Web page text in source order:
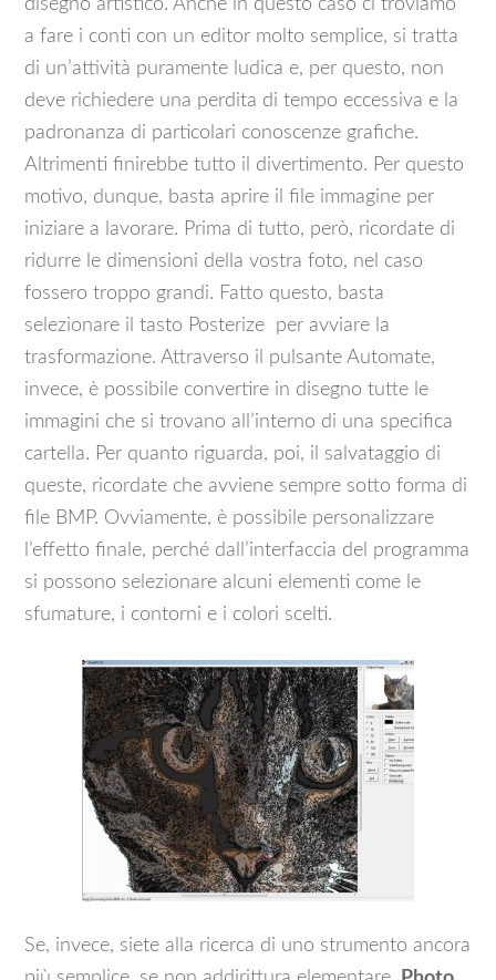
disegno artistico. Anche in questo caso ci troviamo
a fare i conti con un editor molto semplice, si tratta
di un’attività puramente ludica e, per questo, non
deve richiedere una perdita di tempo eccessiva e la
padronanza di particolari conoscenze grafiche.
Altrimenti finirebbe tutto il divertimento. Per questo
motivo, dunque, basta aprire il file immagine per
iniziare a lavorare. Prima di tutto, però, ricordate di
ridurre le dimensioni della vostra foto, nel caso
fossero troppo grandi. Fatto questo, basta
selezionare il tasto Posterize per avviare la
trasformazione. Attraverso il pulsante Automate,
invece, è possibile convertire in disegno tutte le
immagini che si trovano all’interno di una specifica
cartella. Per quanto riguarda, poi, il salvataggio di
queste, ricordate che avviene sempre sotto forma di
file BMP. Ovviamente, è possibile personalizzare
l’effetto finale, perché dall’interfaccia del programma
si possono selezionare alcuni elementi come le
sfumature, i contorni e i colori scelti.
Se, invece, siete alla ricerca di uno strumento ancora